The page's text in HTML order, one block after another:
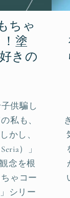
ちゃ
塗
きの
供騙し
私も、
かし、
）」
念を根
ゃコー
シリー